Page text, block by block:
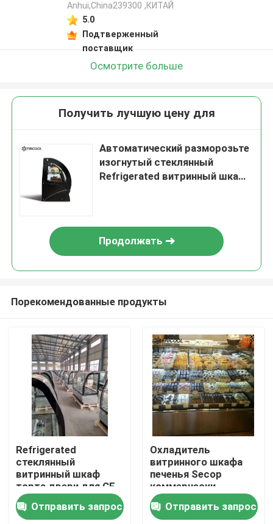
Главная страница
Продукция
О Компании
Anhui,China239300 ,КИТАЙ
5.0
Подтверженный
поставщик
Осмотрите больше
Получить лучшую цену для
Автоматический разморозьте
изогнутый стеклянный
Refrigerated витринный шкаф
Продолжать
Порекомендованные продукты
Refrigerated
стеклянный
витринный шкаф
торта двери для CE
пекарни/ETL
Отправить запрос
Охладитель
витринного шкафа
печенья Secop
коммерчески
Refrigerated 4 слоя
22,7 CU.FT
Отправить запрос